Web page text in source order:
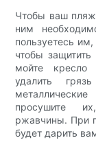
Чтобы ваш
ним
пользуетесь
чтобы
мойте
удалить
просушите
ржавчины. При
будет дарить